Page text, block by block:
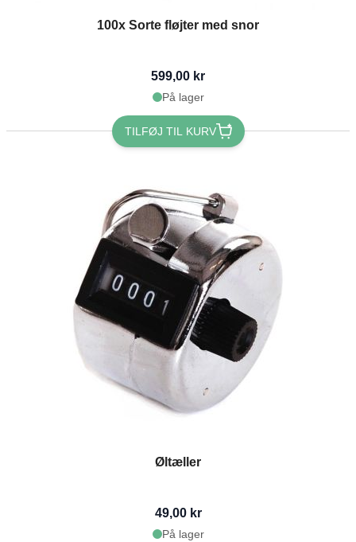
100x Sorte fløjter med snor
The price depends on the options chosen on the product page
599,00 kr
På lager
TILFØJ TIL KURV
Øltæller
49,00 kr
På lager